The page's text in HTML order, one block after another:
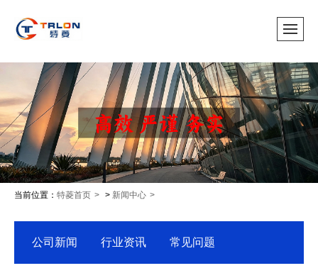
当前位置： 特菱首页 > 新闻中心
公司新闻 行业资讯 常见问题